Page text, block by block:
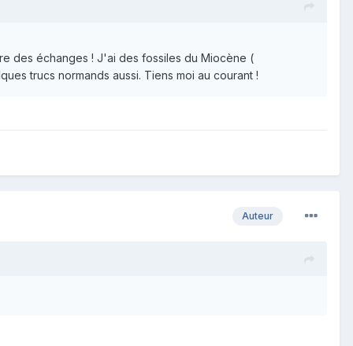
des échanges ! J'ai des fossiles du Miocène (
trucs normands aussi. Tiens moi au courant !
Auteur